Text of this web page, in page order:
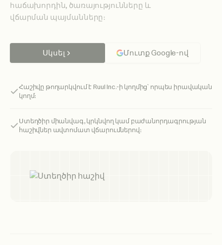
հաճախորդին, ծառայությունները և
վճարման պայմանները։
Սկսել Մուտք Google-ով
Հաշիվը թողարկվում է Ruul Inc.-ի կողմից՝ որպես իրավական
կողմ։
Ստեղծիր միանվագ, կրկնվող կամ բաժանորդագրության
հաշիվներ ավտոմատ վճարումներով։